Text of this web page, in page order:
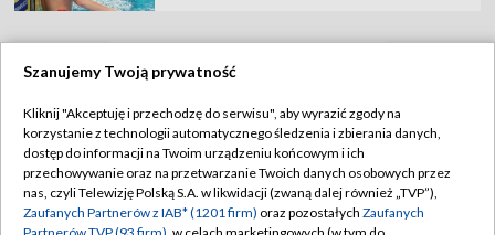
Abonament TVP
Sklep TVP
Biuro Reklamy
Regulamin TVP
Polityka prywatności
Moje zgody
Szanujemy Twoją prywatność
Kliknij "Akceptuję i przechodzę do serwisu", aby wyrazić zgody na
korzystanie z technologii automatycznego śledzenia i zbierania danych,
dostęp do informacji na Twoim urządzeniu końcowym i ich
przechowywanie oraz na przetwarzanie Twoich danych osobowych przez
nas, czyli Telewizję Polską S.A. w likwidacji (zwaną dalej również „TVP”),
Zaufanych Partnerów z IAB* (1201 firm) oraz pozostałych Zaufanych